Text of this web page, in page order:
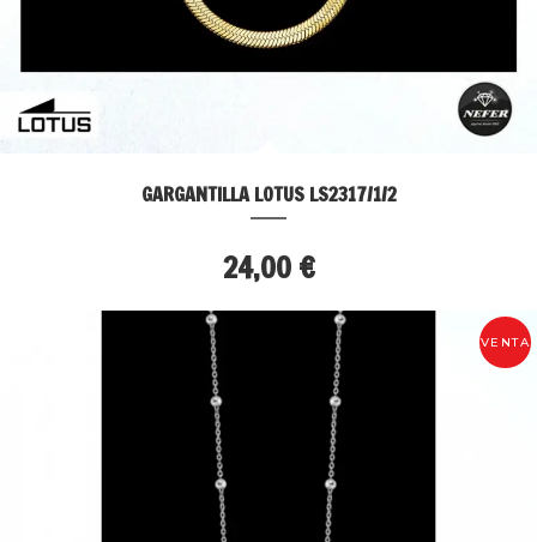
GARGANTILLA LOTUS LS2317/1/2
24,00 €
VENTA